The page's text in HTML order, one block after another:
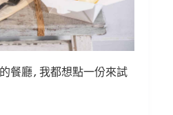
的餐廳,我都想點一份來試